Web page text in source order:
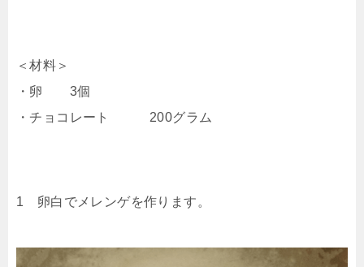
＜材料＞
・卵 3個
・チョコレート 200グラム
1 卵白でメレンゲを作ります。